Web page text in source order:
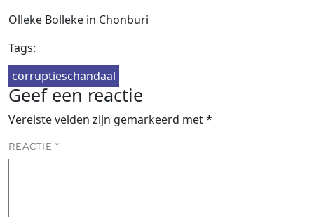
Olleke Bolleke in Chonburi
Tags:
corruptieschandaal
Geef een reactie
Vereiste velden zijn gemarkeerd met*
REACTIE *